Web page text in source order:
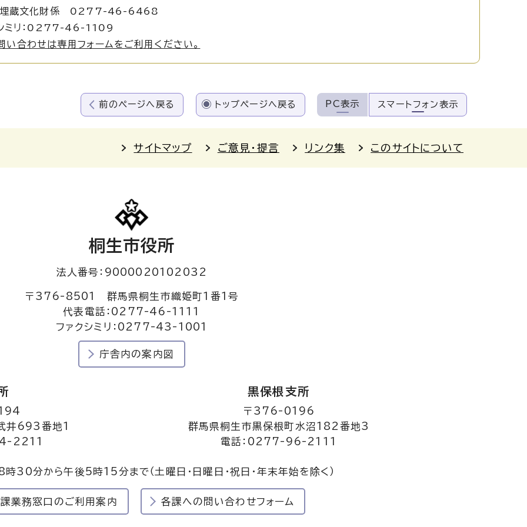
文化財係 0277-46-6468
ミリ：0277-46-1109
い合わせは専用フォームをご利用ください。
前のページへ戻る トップページへ戻る PC表示 スマートフォン表示
サイトマップ ご意見・提言 リンク集 このサイトについて
桐生市役所
法人番号：9000020102032
〒376-8501 群馬県桐生市織姫町1番1号
代表電話：0277-46-1111
ファクシミリ：0277-43-1001
庁舎内の案内図
井693番地1
2211
黒保根支所
〒376-0196
群馬県桐生市黒保根町水沼182番地3
電話：0277-96-2111
8時30分から午後5時15分まで（土曜日・日曜日・祝日・年末年始を除く）
業務窓口のご利用案内 各課への問い合わせフォーム